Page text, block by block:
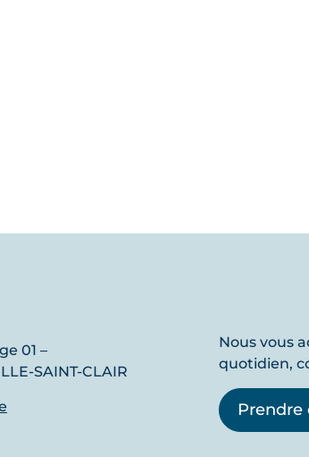
01 –
SAINT-CLAIR
Nous vous
quotidien,
Prendre